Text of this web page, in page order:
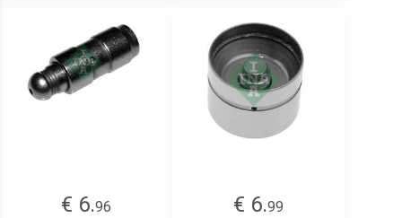
€ 6.96
€ 6.99